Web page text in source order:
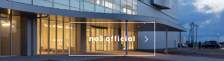
no3 official